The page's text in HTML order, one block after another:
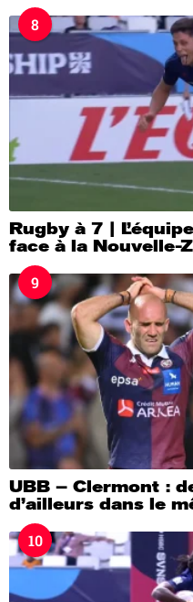
8
Rugby à 7 |
face à la Nouvelle-
9
UBB – Clermont :
d’ailleurs dans le
10